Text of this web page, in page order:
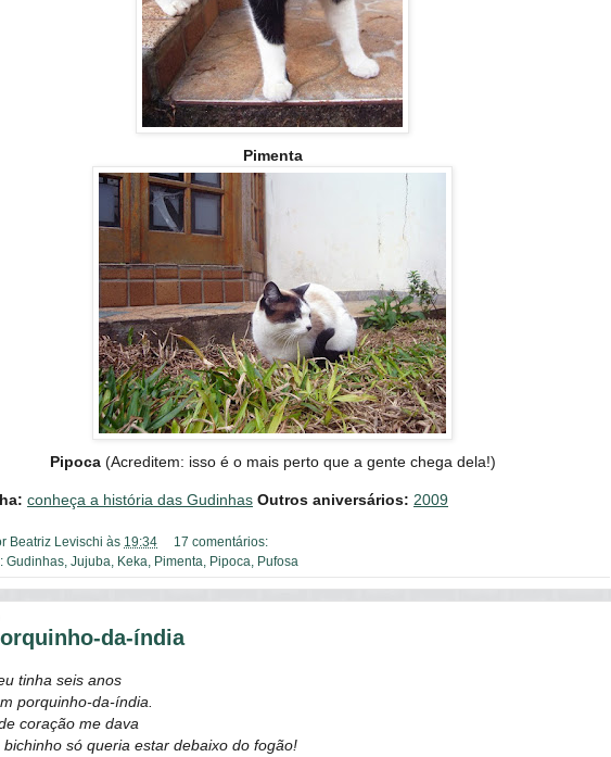
Pimenta
Pipoca(Acreditem: isso é o mais perto que a gente chega dela!)
conheça a história das Gudinhas Outros aniversários: 2009
Beatriz Levischi às 19:34
17 comentários:
Gudinhas Jujuba Keka Pimenta Pipoca Pufosa
da-índia
tinha seis anos
porquinho-da-índia.
coração me dava
bichinho só queria estar debaixo do fogão!